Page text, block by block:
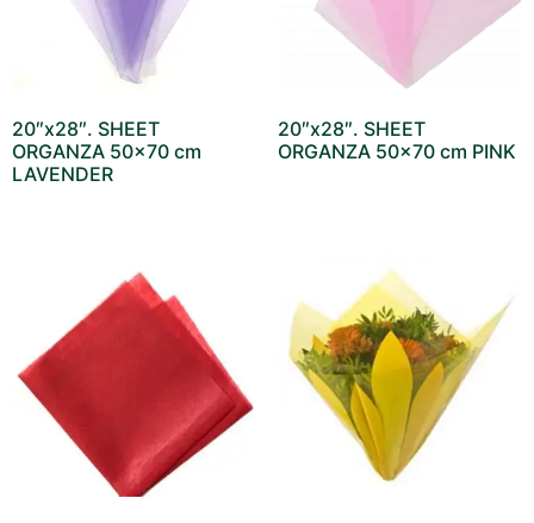
20″x28″. SHEET
ORGANZA 50×70 cm
LAVENDER
20″x28″. SHEET
ORGANZA 50×70 cm PINK